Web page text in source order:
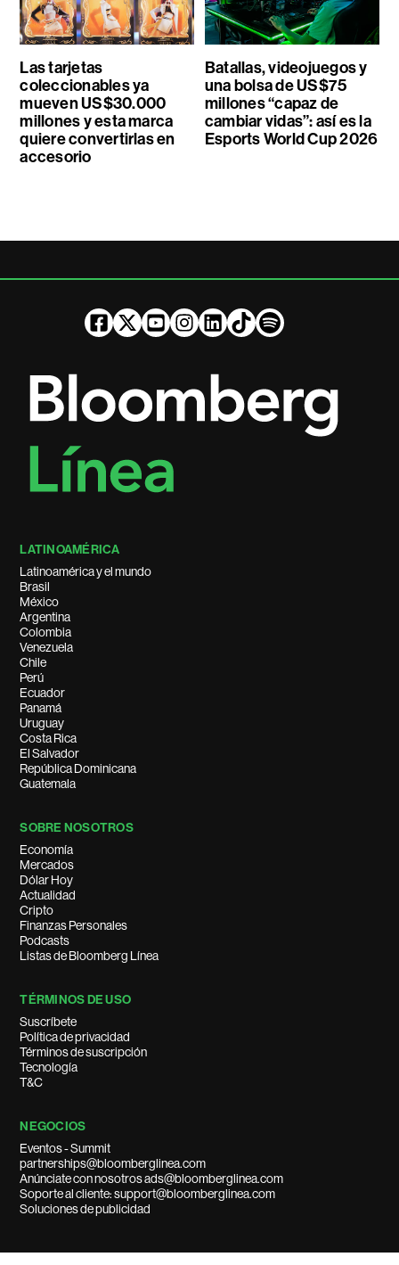
Las tarjetas
coleccionables ya
mueven US$30.000
millones y esta marca
quiere convertirlas en
accesorio
Batallas, videojuegos y
una bolsa de US$75
millones “capaz de
cambiar vidas”: así es la
Esports World Cup 2026
LATINOAMÉRICA
Latinoamérica y el mundo
Brasil
México
Argentina
Colombia
Venezuela
Chile
Perú
Ecuador
Panamá
Uruguay
Costa Rica
El Salvador
República Dominicana
Guatemala
SOBRE NOSOTROS
Economía
Mercados
Dólar Hoy
Actualidad
Cripto
Finanzas Personales
Podcasts
Listas de Bloomberg Línea
TÉRMINOS DE USO
Suscríbete
Política de privacidad
Términos de suscripción
Tecnología
T&C
NEGOCIOS
Eventos - Summit
partnerships@bloomberglinea.com
Anúnciate con nosotros ads@bloomberglinea.com
Soporte al cliente: support@bloomberglinea.com
Soluciones de publicidad